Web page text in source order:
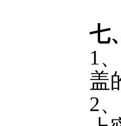
七
1
盖
2